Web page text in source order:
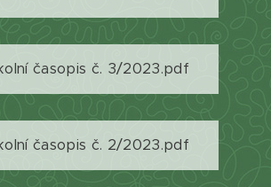
časopis č. 3/2023.pdf
časopis č. 2/2023.pdf